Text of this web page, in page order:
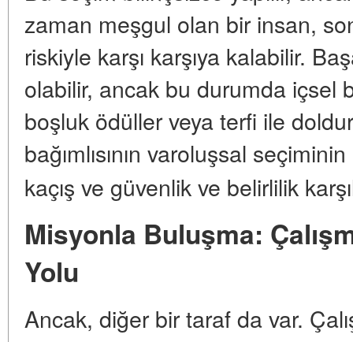
zaman meşgul olan bir insan,
riskiyle karşı karşıya kalabilir.
olabilir, ancak bu durumda içsel
boşluk ödüller veya terfi ile
bağımlısının varoluşsal
kaçış ve güvenlik ve belirlilik
Misyonla Buluşma:
Yolu
Ancak, diğer bir taraf da var.